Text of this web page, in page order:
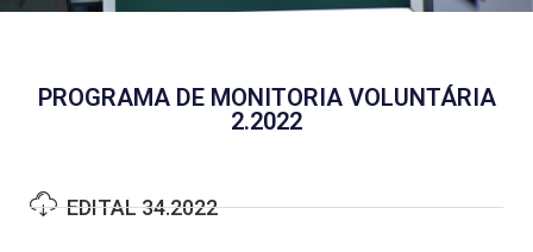
PROGRAMA DE MONITORIA VOLUNTÁRIA
2.2022
EDITAL 34.2022